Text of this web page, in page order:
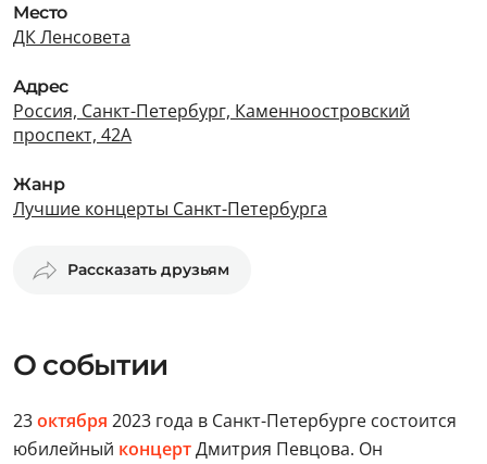
Место
ДК Ленсовета
Адрес
Россия, Санкт-Петербург, Каменноостровский
проспект, 42А
Жанр
Лучшие концерты Санкт-Петербурга
Рассказать друзьям
О событии
23октября 2023 года в Санкт-Петербурге состоится
юбилейный концертДмитрия Певцова. Он